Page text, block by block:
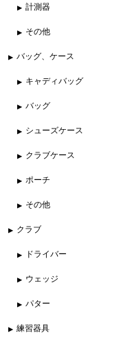
計測器
その他
バッグ、ケース
キャディバッグ
バッグ
シューズケース
クラブケース
ポーチ
その他
クラブ
ドライバー
ウェッジ
パター
練習器具